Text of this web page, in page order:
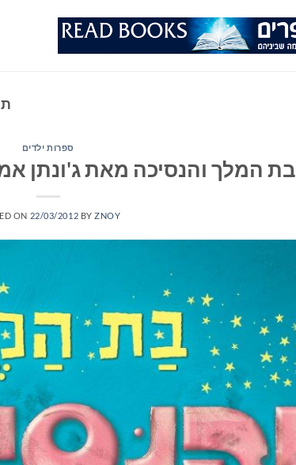
ספרות ילדים
בת המלך והנסיכה מאת ג'ונתן
ON 22/03/2012 BYZNOY